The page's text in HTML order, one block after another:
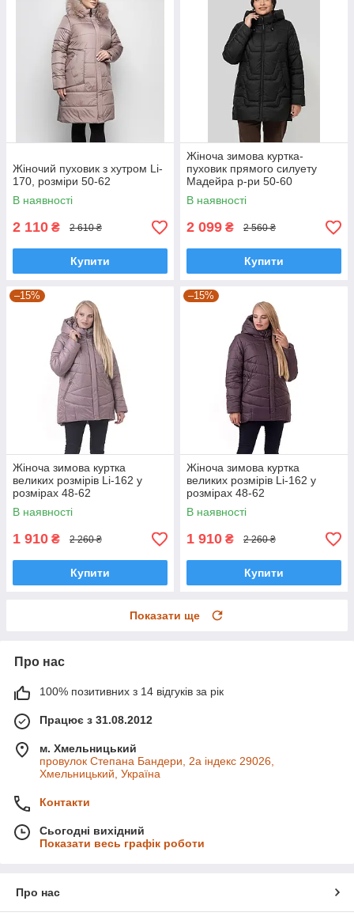
Жіночий пуховик з хутром Li-
170, розміри 50-62
В наявності
2 110 ₴ 2 610 ₴
Купити
Жіноча зимова куртка-
пуховик прямого силуету
Мадейра р-ри 50-60
В наявності
2 099 ₴ 2 560 ₴
Купити
–15%
Жіноча зимова куртка
великих розмірів Li-162 у
розмірах 48-62
В наявності
1 910 ₴ 2 260 ₴
Купити
–15%
Жіноча зимова куртка
великих розмірів Li-162 у
розмірах 48-62
В наявності
1 910 ₴ 2 260 ₴
Купити
Показати ще
Про нас
100% позитивних з 14 відгуків за рік
Працює з 31.08.2012
м. Хмельницький
провулок Степана Бандери, 2a індекс 29026,
Хмельницький, Україна
Контакти
Сьогодні вихідний
Показати весь графік роботи
Про нас